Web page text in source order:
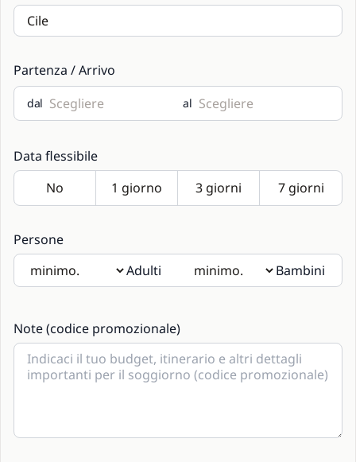
Partenza / Arrivo
dal al
Data flessibile
Persone
Adulti
Bambini
Note (codice promozionale)